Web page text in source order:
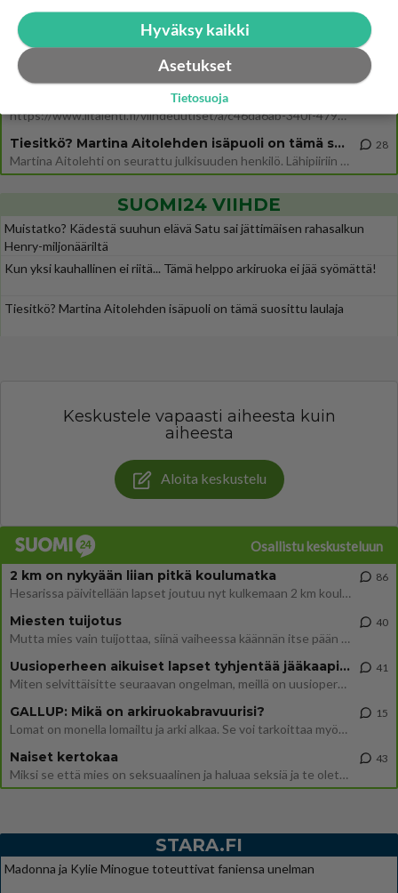
Mitä tuot pöytään parisuhteessa?
Martinan bisneksillä ei mene hyvin
https://www.iltalehti.fi/viihdeuutiset/a/c46da6ab-340f-4790-aaa7-0865eed2336 Yrityksen konkurssihakemus on tullut kärä
Tiesitkö? Martina Aitolehden isäpuoli on tämä suosittu laulaja
Martina Aitolehti on seurattu julkisuuden henkilö. Lähipiiriin mahtuu muitakin tunnettuja henkilöitä. Tiesitkö, että Ma
28
SUOMI24 VIIHDE
Muistatko? Kädestä suuhun elävä Satu sai jättimäisen rahasalkun
Henry-miljonääriltä
Kun yksi kauhallinen ei riitä... Tämä helppo arkiruoka ei jää syömättä!
Tiesitkö? Martina Aitolehden isäpuoli on tämä suosittu laulaja
Keskustele vapaasti aiheesta kuin
aiheesta
Aloita keskustelu
Osallistu keskusteluun
2 km on nykyään liian pitkä koulumatka
Hesarissa päivitellään lapset joutuu nyt kulkemaan 2 km kouluun jösses. Ruostefillarilla tuo matka menee vaikka miten äk
86
Miesten tuijotus
Mutta mies vain tuijottaa, siinä vaiheessa käännän itse pään pois. Mikä juttu? Yleensä jos joku tuijottaa tai katsoo, hä
40
Uusioperheen aikuiset lapset tyhjentää jääkaapin käydessään
Miten selvittäisitte seuraavan ongelman, meillä on uusioperhe, minulla teini-ikäiset lapset ja puolisolla aikuiset, jotk
41
GALLUP: Mikä on arkiruokabravuurisi?
Lomat on monella lomailtu ja arki alkaa. Se voi tarkoittaa myös sitä, että grillailut on grillattu ja palataan arjen ruo
15
Naiset kertokaa
Miksi se että mies on seksuaalinen ja haluaa seksiä ja te olette hänen mielestänne haluttava on vastenmielistä? Mikä sii
43
STARA.FI
Madonna ja Kylie Minogue toteuttivat faniensa unelman
Hyväksy kaikki
Asetukset
Tietosuoja